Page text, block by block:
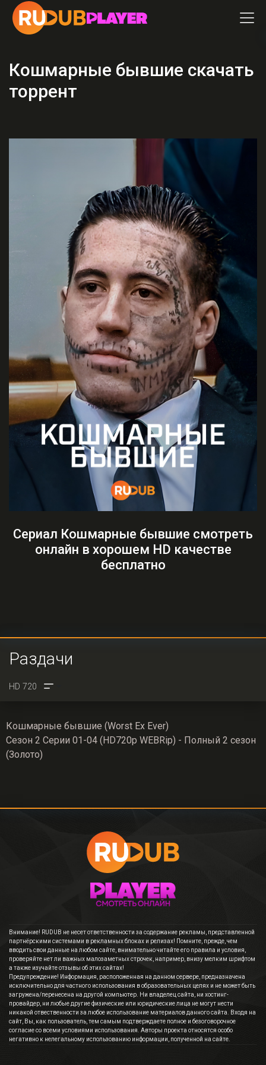
Кошмарные бывшие скачать
торрент
Сериал Кошмарные бывшие смотреть
онлайн в хорошем HD качестве
бесплатно
Раздачи
Кошмарные бывшие (Worst Ex Ever)
Сезон 2 Серии 01-04 (HD720p WEBRip) - Полный 2 сезон
(Золото)
Внимание! RUDUB не несет ответственности за содержание рекламы, представленной
партнёрскими системами в рекламных блоках и релизах! Помните, прежде, чем
вводить свои данные на любом сайте, внимательно читайте его правила и условия,
проверяйте нет ли важных малозаметных строчек, например, внизу мелким шрифтом
а также изучайте отзывы об этих сайтах!
Предупреждение! Информация, расположенная на данном сервере, предназначена
исключительно для частного использования в образовательных целях и не может быть
загружена/перенесена на другой компьютер. Ни владелец сайта, ни хостинг-
провайдер, ни любые другие физические или юридические лица не могут нести
никакой отвественности за любое использование материалов данного сайта. Входя на
сайт, Вы, как пользователь, тем самым подтверждаете полное и безоговорочное
согласие со всеми условиями использования. Авторы проекта относятся особо
негативно к нелегальному использованию информации, полученной на сайте.